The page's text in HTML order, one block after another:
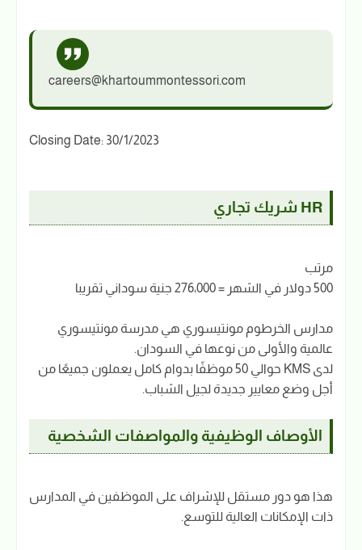
careers@khartoummontessori.com
Closing Date: 30/1/2023
HR شريك تجاري
مرتب
500 دولار في الشهر = 276،000 جنية سوداني تقريبا
مدارس الخرطوم مونتيسوري هي مدرسة مونتيسوري
عالمية والأولى من نوعها في السودان.
لدى KMS حوالي 50 موظفًا بدوام كامل يعملون جميعًا من
أجل وضع معايير جديدة لجيل الشباب.
الأوصاف الوظيفية والمواصفات الشخصية
هذا هو دور مستقل للإشراف على الموظفين في المدارس
ذات الإمكانات العالية للتوسع.